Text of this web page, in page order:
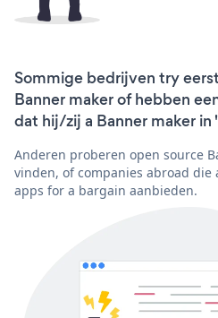
Sommige bedrijven try
Banner maker of hebben
dat hij/zij a Banner maker
Anderen proberen open source
vinden, of companies abroad die
apps for a bargain aanbieden.